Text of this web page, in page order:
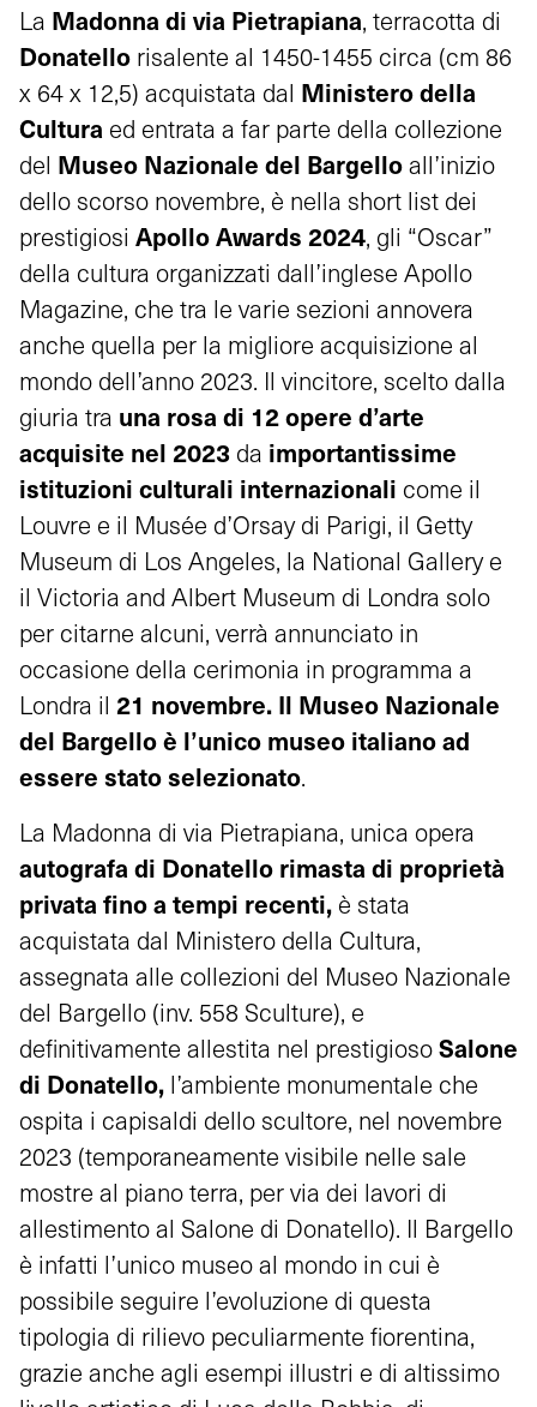
La Madonna di via Pietrapiana, terracotta di
Donatello risalente al 1450-1455 circa (cm 86
x 64 x 12,5) acquistata dal Ministero della
Cultura ed entrata a far parte della collezione
del Museo Nazionale del Bargelloall’inizio
dello scorso novembre, è nella short list dei
prestigiosi Apollo Awards 2024, gli “Oscar”
della cultura organizzati dall’inglese Apollo
Magazine, che tra le varie sezioni annovera
anche quella per la migliore acquisizione al
mondo dell’anno 2023. Il vincitore, scelto dalla
giuria tra una rosa di 12 opere d’arte
acquisite nel 2023 da importantissime
istituzioni culturali internazionali come il
Louvre e il Musée d’Orsay di Parigi, il Getty
Museum di Los Angeles, la National Gallery e
il Victoria and Albert Museum di Londra solo
per citarne alcuni, verrà annunciato in
occasione della cerimonia in programma a
Londra il 21 novembre. Il Museo Nazionale
del Bargello è l’unico museo italiano ad
essere stato selezionato.
La Madonna di via Pietrapiana, unica opera
autografa di Donatello rimasta di proprietà
privata fino a tempi recenti, è stata
acquistata dal Ministero della Cultura,
assegnata alle collezioni del Museo Nazionale
del Bargello (inv. 558 Sculture), e
definitivamente allestita nel prestigiosoSalone
di Donatello, l’ambiente monumentale che
ospita i capisaldi dello scultore, nel novembre
2023 (temporaneamente visibile nelle sale
mostre al piano terra, per via dei lavori di
allestimento al Salone di Donatello). Il Bargello
è infatti l’unico museo al mondo in cui è
possibile seguire l’evoluzione di questa
tipologia di rilievo peculiarmente fiorentina,
grazie anche agli esempi illustri e di altissimo